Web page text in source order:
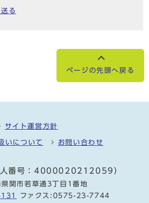
る
ページの先頭へ戻る
サイト運営方針
いについて お問い合わせ
人番号：4000020212059）
関市若草通3丁目1番地
ファクス:0575-23-7744